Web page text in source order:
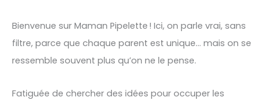
Bienvenue sur Maman Pipelette ! Ici, on parle vrai, sans
filtre, parce que chaque parent est unique… mais on se
ressemble souvent plus qu’on ne le pense.
Fatiguée de chercher des idées pour occuper les